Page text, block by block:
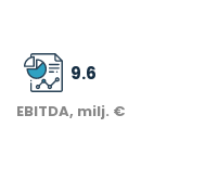
9.6
EBITDA, milj. €